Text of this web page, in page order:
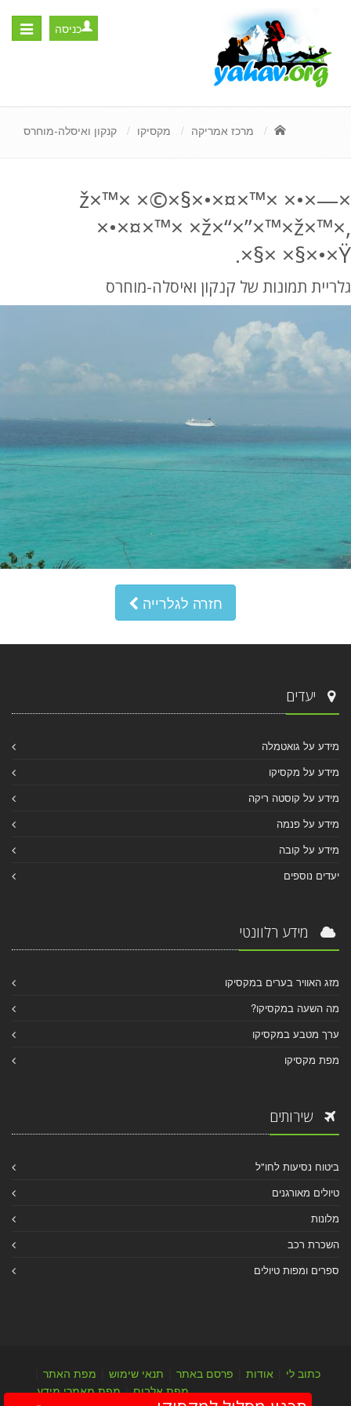
Toggle
כניסה
מרכז אמריקה מקסיקו קנקון ואיסלה-מוחרס
×ž×™× ×©×§×•×¤×™× ×•×—
×•×¤×™× ×ž×“×”×™×ž×™×,
×§× ×§×•×Ÿ.
גלריית תמונות של קנקון ואיסלה-מוחרס
חזרה לגלרייה
יעדים
מידע על גואטמלה
מידע על מקסיקו
מידע על קוסטה ריקה
מידע על פנמה
מידע על קובה
יעדים נוספים
מידע רלוונטי
מזג האוויר בערים במקסיקו
מה השעה במקסיקו?
ערך מטבע במקסיקו
מפת מקסיקו
שירותים
ביטוח נסיעות לחו"ל
טיולים מאורגנים
מלונות
השכרת רכב
ספרים ומפות טיולים
כתוב לי אודות פרסם באתר תנאי שימוש מפת האתר
מפת אלבום|מפת מאמרי מידע